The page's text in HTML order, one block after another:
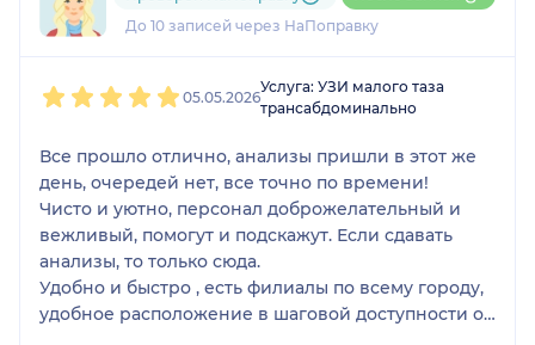
3 отзыва
До 10 записей через НаПоправку
05.05.2026
Услуга: УЗИ малого таза
трансабдоминально
Все прошло отлично, анализы пришли в этот же
день, очередей нет, все точно по времени!
Чисто и уютно, персонал доброжелательный и
вежливый, помогут и подскажут. Если сдавать
анализы, то только сюда.
Удобно и быстро , есть филиалы по всему городу,
удобное расположение в шаговой доступности от